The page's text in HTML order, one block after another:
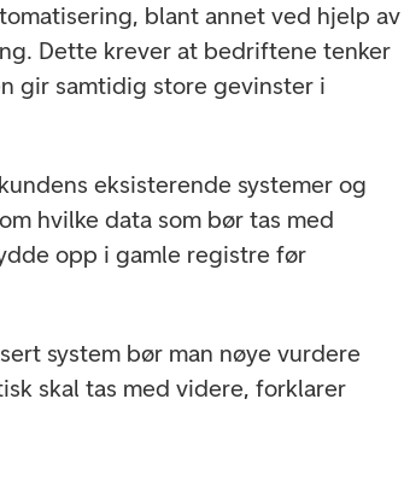
blant annet ved hjelp av
Dette krever at bedriftene tenker
gir samtidig store gevinster i
eksisterende systemer og
hvilke data som bør tas med
opp i gamle registre før
system bør man nøye vurdere
skal tas med videre, forklarer